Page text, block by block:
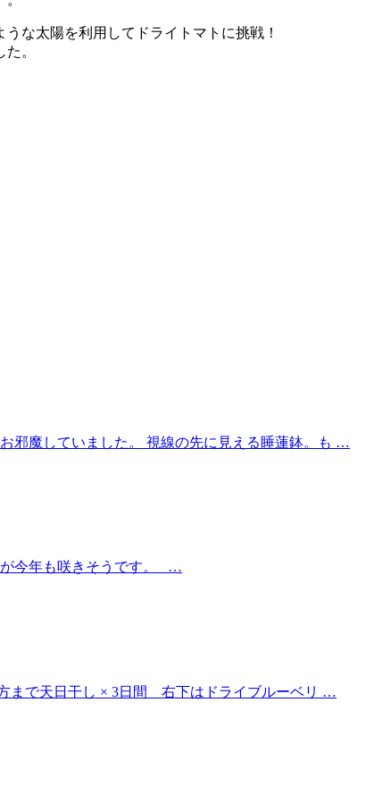
な太陽を利用してドライトマトに挑戦！
。
邪魔していました。 視線の先に見える睡蓮鉢。も …
が今年も咲きそうです。 …
まで天日干し × 3日間 右下はドライブルーベリ …